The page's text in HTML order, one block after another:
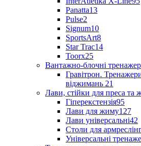
Panatta13
Pulse2
Signum10
SportsArt8
Star Trac14
Toorx25
Вантажно-блочні
Гравітрон.
віджимань 21
Лави, стійки для преса та
Гіперекстензія95
Лави для жиму127
Лави універсальні42
Столи для
Універсальні